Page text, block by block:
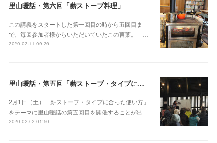
里山暖話・第六回「薪ストーブ料理」
この講義をスタートした第一回目の時から五回目ま
で、毎回参加者様からいただいていたこの言葉。「…
2020.02.11 09:26
里山暖話・第五回「薪ストーブ・タイプに合った使い方」
2月1日（土）「薪ストーブ・タイプに合った使い方」
をテーマに里山暖話の第五回目を開催することが出…
2020.02.02 01:50